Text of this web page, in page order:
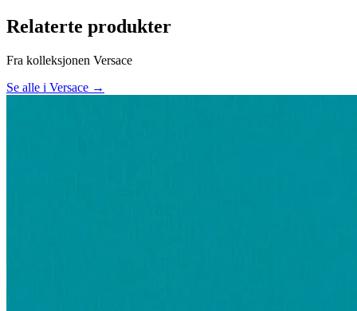
Relaterte produkter
Fra kolleksjonen Versace
Se alle i Versace →